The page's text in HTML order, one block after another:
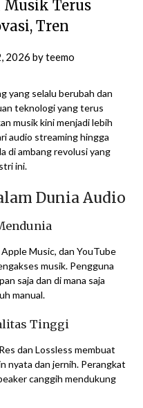
Musik Terus
Tren
2026 byteemo
yang selalu berubah dan
teknologi yang terus
musik kini menjadi lebih
audio streaming hingga
di ambang revolusi yang
ini.
Dunia Audio
Music, dan YouTube
musik. Pengguna
saja dan di mana saja
manual.
Tinggi
dan Lossless membuat
nyata dan jernih. Perangkat
canggih mendukung